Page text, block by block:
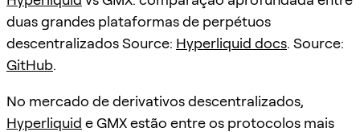
duas grandes plataformas de perpétuos
descentralizados Source: Hyperliquid docs. Source:
GitHub.
No mercado de derivativos descentralizados,
Hyperliquid e GMX estão entre os protocolos mais